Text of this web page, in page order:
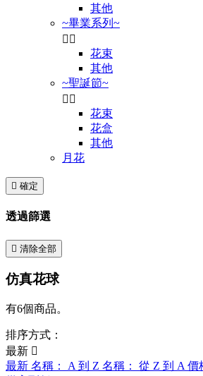
其他
~畢業系列~
 
花束
其他
~聖誕節~
 
花束
花盒
其他
月花
 確定
透過篩選
 清除全部
仿真花球
有6個商品。
排序方式：
最新 
最新 名稱： A 到 Z 名稱： 從 Z 到 A 價